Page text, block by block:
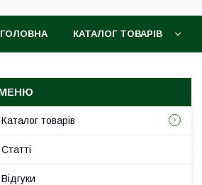
ГОЛОВНА КАТАЛОГ ТОВАРІВ
Каталог товарів
Статті
Відгуки